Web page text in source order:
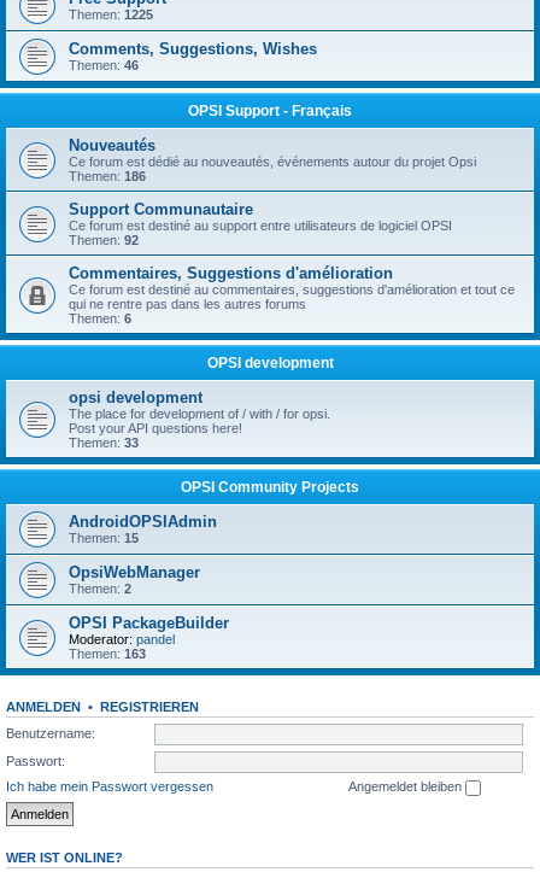
Themen: 1225
Comments, Suggestions, Wishes
Themen: 46
OPSI Support - Français
Nouveautés
Ce forum est dédié au nouveautés, événements autour du projet Opsi
Themen: 186
Support Communautaire
Ce forum est destiné au support entre utilisateurs de logiciel OPSI
Themen: 92
Commentaires, Suggestions d'amélioration
Ce forum est destiné au commentaires, suggestions d'amélioration et tout ce
qui ne rentre pas dans les autres forums
Themen: 6
OPSI development
opsi development
The place for development of / with / for opsi.
Post your API questions here!
Themen: 33
OPSI Community Projects
AndroidOPSIAdmin
Themen: 15
OpsiWebManager
Themen: 2
OPSI PackageBuilder
Moderator: pandel
Themen: 163
ANMELDEN • REGISTRIEREN
Benutzername:
Passwort:
Ich habe mein Passwort vergessen
Angemeldet bleiben
WER IST ONLINE?